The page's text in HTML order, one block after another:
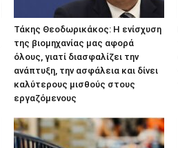
Τάκης Θεοδωρικάκος: Η ενίσχυση
της βιομηχανίας μας αφορά
όλους, γιατί διασφαλίζει την
ανάπτυξη, την ασφάλεια και δίνει
καλύτερους μισθούς στους
εργαζόμενους